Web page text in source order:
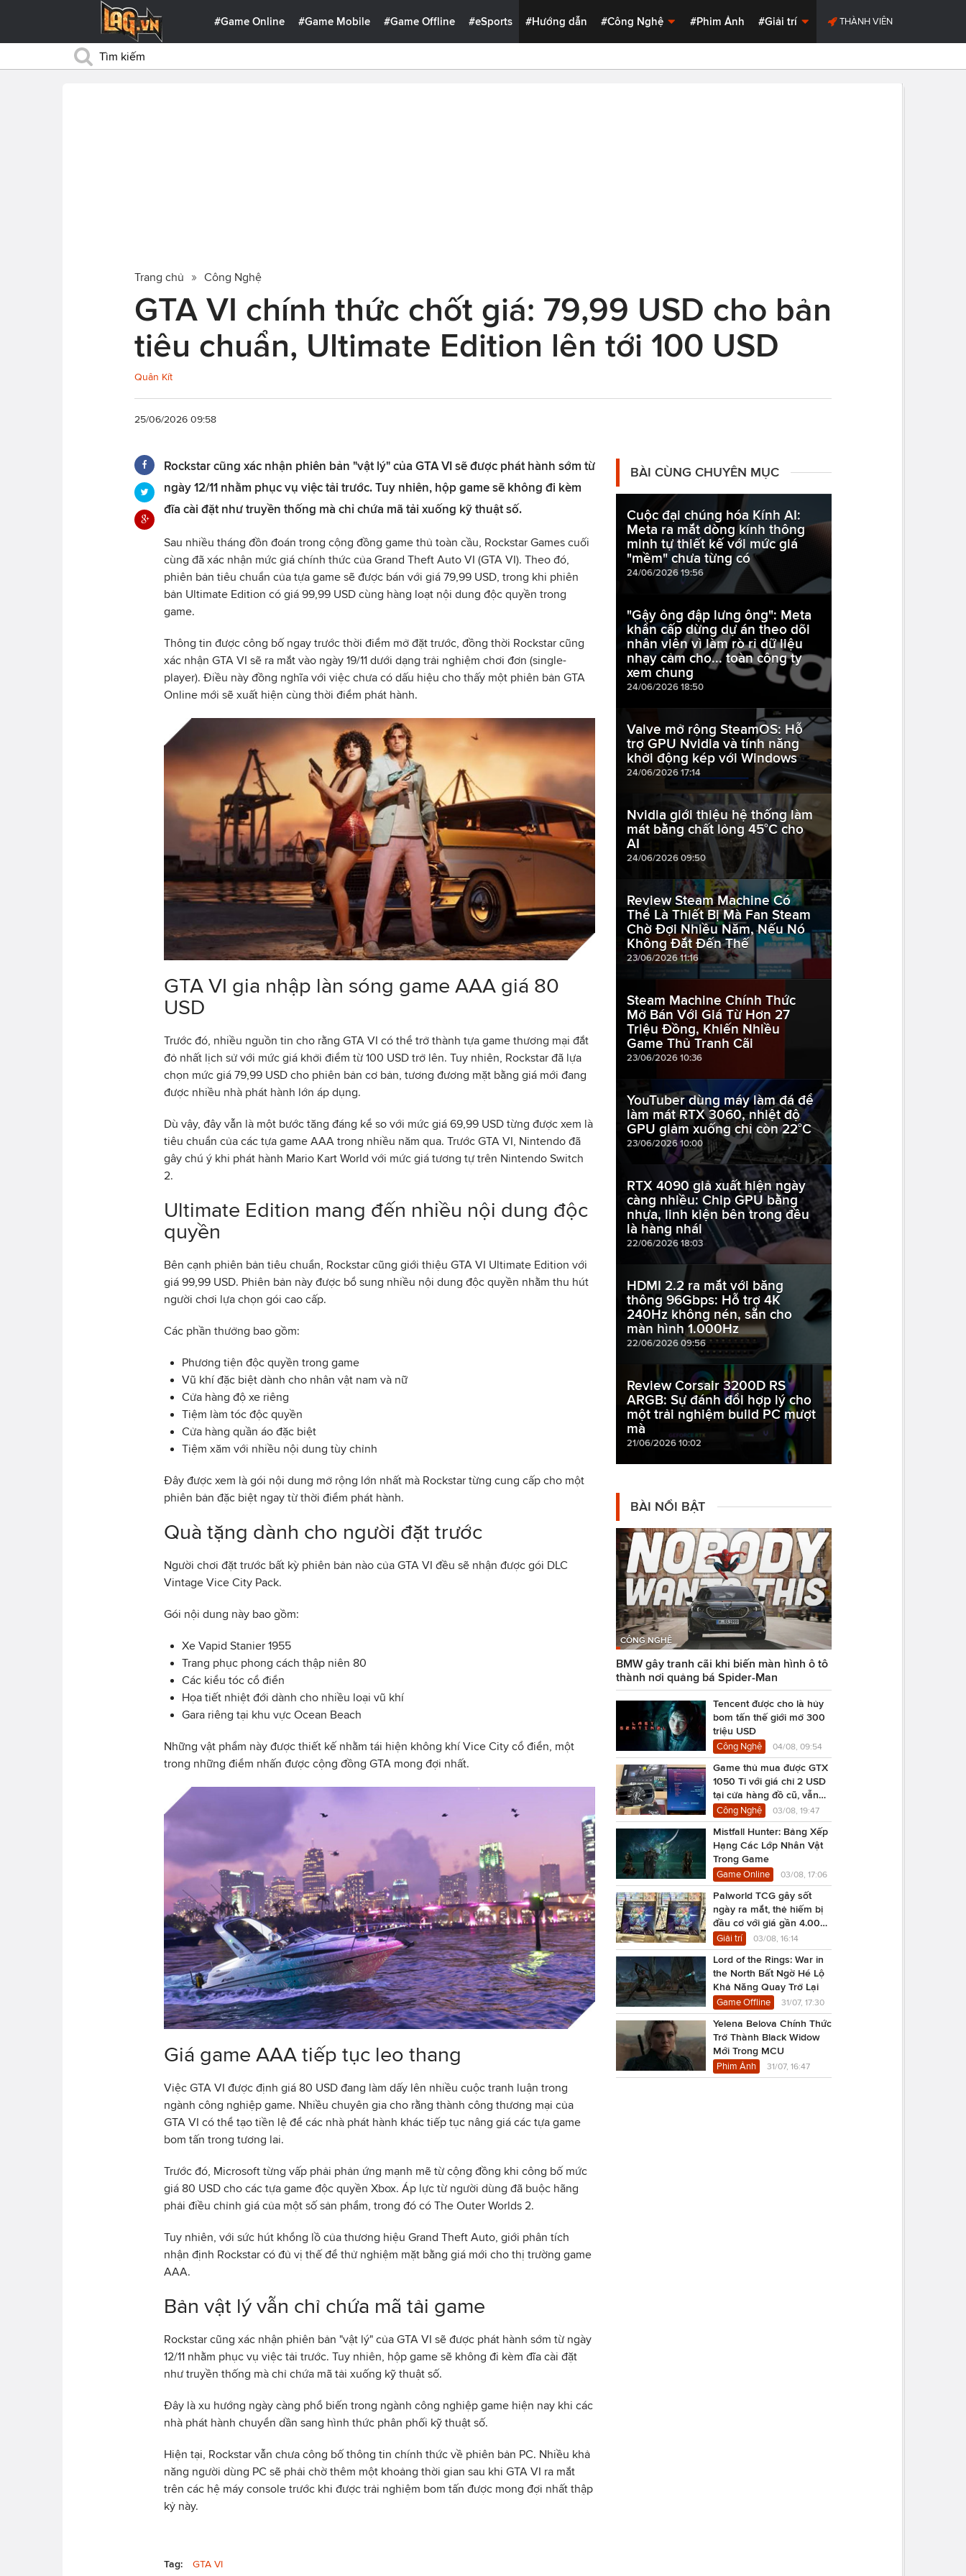
#Game Online #Game Mobile #Game Offline #eSports #Hướng dẫn #Công Nghệ #Phim Ảnh #Giải trí THÀNH VIÊN
Trang chủ Công Nghệ
GTA VI chính thức chốt giá: 79,99 USD cho bản
tiêu chuẩn, Ultimate Edition lên tới 100 USD
Quân Kít
25/06/2026 09:58
Rockstar cũng xác nhận phiên bản "vật lý" của GTA VI sẽ được phát hành sớm từ
ngày 12/11 nhằm phục vụ việc tải trước. Tuy nhiên, hộp game sẽ không đi kèm
đĩa cài đặt như truyền thống mà chỉ chứa mã tải xuống kỹ thuật số.
Sau nhiều tháng đồn đoán trong cộng đồng game thủ toàn cầu, Rockstar Games cuối
cùng đã xác nhận mức giá chính thức của Grand Theft Auto VI (GTA VI). Theo đó,
phiên bản tiêu chuẩn của tựa game sẽ được bán với giá 79,99 USD, trong khi phiên
bản Ultimate Edition có giá 99,99 USD cùng hàng loạt nội dung độc quyền trong
game.
Thông tin được công bố ngay trước thời điểm mở đặt trước, đồng thời Rockstar cũng
xác nhận GTA VI sẽ ra mắt vào ngày 19/11 dưới dạng trải nghiệm chơi đơn (single-
player). Điều này đồng nghĩa với việc chưa có dấu hiệu cho thấy một phiên bản GTA
Online mới sẽ xuất hiện cùng thời điểm phát hành.
GTA VI gia nhập làn sóng game AAA giá 80
USD
Trước đó, nhiều nguồn tin cho rằng GTA VI có thể trở thành tựa game thương mại đắt
đỏ nhất lịch sử với mức giá khởi điểm từ 100 USD trở lên. Tuy nhiên, Rockstar đã lựa
chọn mức giá 79,99 USD cho phiên bản cơ bản, tương đương mặt bằng giá mới đang
được nhiều nhà phát hành lớn áp dụng.
Dù vậy, đây vẫn là một bước tăng đáng kể so với mức giá 69,99 USD từng được xem là
tiêu chuẩn của các tựa game AAA trong nhiều năm qua. Trước GTA VI, Nintendo đã
gây chú ý khi phát hành Mario Kart World với mức giá tương tự trên Nintendo Switch
2.
Ultimate Edition mang đến nhiều nội dung độc
quyền
Bên cạnh phiên bản tiêu chuẩn, Rockstar cũng giới thiệu GTA VI Ultimate Edition với
giá 99,99 USD. Phiên bản này được bổ sung nhiều nội dung độc quyền nhằm thu hút
người chơi lựa chọn gói cao cấp.
Các phần thưởng bao gồm:
Phương tiện độc quyền trong game
Vũ khí đặc biệt dành cho nhân vật nam và nữ
Cửa hàng độ xe riêng
Tiệm làm tóc độc quyền
Cửa hàng quần áo đặc biệt
Tiệm xăm với nhiều nội dung tùy chỉnh
Đây được xem là gói nội dung mở rộng lớn nhất mà Rockstar từng cung cấp cho một
phiên bản đặc biệt ngay từ thời điểm phát hành.
Quà tặng dành cho người đặt trước
Người chơi đặt trước bất kỳ phiên bản nào của GTA VI đều sẽ nhận được gói DLC
Vintage Vice City Pack.
Gói nội dung này bao gồm:
Xe Vapid Stanier 1955
Trang phục phong cách thập niên 80
Các kiểu tóc cổ điển
Họa tiết nhiệt đới dành cho nhiều loại vũ khí
Gara riêng tại khu vực Ocean Beach
Những vật phẩm này được thiết kế nhằm tái hiện không khí Vice City cổ điển, một
trong những điểm nhấn được cộng đồng GTA mong đợi nhất.
Giá game AAA tiếp tục leo thang
Việc GTA VI được định giá 80 USD đang làm dấy lên nhiều cuộc tranh luận trong
ngành công nghiệp game. Nhiều chuyên gia cho rằng thành công thương mại của
GTA VI có thể tạo tiền lệ để các nhà phát hành khác tiếp tục nâng giá các tựa game
bom tấn trong tương lai.
Trước đó, Microsoft từng vấp phải phản ứng mạnh mẽ từ cộng đồng khi công bố mức
giá 80 USD cho các tựa game độc quyền Xbox. Áp lực từ người dùng đã buộc hãng
phải điều chỉnh giá của một số sản phẩm, trong đó có The Outer Worlds 2.
Tuy nhiên, với sức hút khổng lồ của thương hiệu Grand Theft Auto, giới phân tích
nhận định Rockstar có đủ vị thế để thử nghiệm mặt bằng giá mới cho thị trường game
AAA.
Bản vật lý vẫn chỉ chứa mã tải game
Rockstar cũng xác nhận phiên bản "vật lý" của GTA VI sẽ được phát hành sớm từ ngày
12/11 nhằm phục vụ việc tải trước. Tuy nhiên, hộp game sẽ không đi kèm đĩa cài đặt
như truyền thống mà chỉ chứa mã tải xuống kỹ thuật số.
Đây là xu hướng ngày càng phổ biến trong ngành công nghiệp game hiện nay khi các
nhà phát hành chuyển dần sang hình thức phân phối kỹ thuật số.
Hiện tại, Rockstar vẫn chưa công bố thông tin chính thức về phiên bản PC. Nhiều khả
năng người dùng PC sẽ phải chờ thêm một khoảng thời gian sau khi GTA VI ra mắt
trên các hệ máy console trước khi được trải nghiệm bom tấn được mong đợi nhất thập
kỷ này.
Tag: GTA VI
BÀI CÙNG CHUYÊN MỤC
Cuộc đại chúng hóa Kính AI:
Meta ra mắt dòng kính thông
minh tự thiết kế với mức giá
"mềm" chưa từng có
24/06/2026 19:56
"Gậy ông đập lưng ông": Meta
khẩn cấp dừng dự án theo dõi
nhân viên vì làm rò rỉ dữ liệu
nhạy cảm cho... toàn công ty
xem chung
24/06/2026 18:50
Valve mở rộng SteamOS: Hỗ
trợ GPU Nvidia và tính năng
khởi động kép với Windows
24/06/2026 17:14
Nvidia giới thiệu hệ thống làm
mát bằng chất lỏng 45°C cho
AI
24/06/2026 09:50
Review Steam Machine Có
Thể Là Thiết Bị Mà Fan Steam
Chờ Đợi Nhiều Năm, Nếu Nó
Không Đắt Đến Thế
23/06/2026 11:16
Steam Machine Chính Thức
Mở Bán Với Giá Từ Hơn 27
Triệu Đồng, Khiến Nhiều
Game Thủ Tranh Cãi
23/06/2026 10:36
YouTuber dùng máy làm đá để
làm mát RTX 3060, nhiệt độ
GPU giảm xuống chỉ còn 22°C
23/06/2026 10:00
RTX 4090 giả xuất hiện ngày
càng nhiều: Chip GPU bằng
nhựa, linh kiện bên trong đều
là hàng nhái
22/06/2026 18:03
HDMI 2.2 ra mắt với băng
thông 96Gbps: Hỗ trợ 4K
240Hz không nén, sẵn cho
màn hình 1.000Hz
22/06/2026 09:56
Review Corsair 3200D RS
ARGB: Sự đánh đổi hợp lý cho
một trải nghiệm build PC mượt
mà
21/06/2026 10:02
BÀI NỔI BẬT
CÔNG NGHỆ
BMW gây tranh cãi khi biến màn hình ô tô
thành nơi quảng bá Spider-Man
Tencent được cho là hủy
bom tấn thế giới mở 300
triệu USD
Công Nghệ 04/08, 09:54
Game thủ mua được GTX
1050 Ti với giá chỉ 2 USD
tại cửa hàng đồ cũ, vẫn
chạy Cyberpunk 2077
Công Nghệ 03/08, 19:47
Mistfall Hunter: Bảng Xếp
Hạng Các Lớp Nhân Vật
Trong Game
Game Online 03/08, 17:06
Palworld TCG gây sốt
ngày ra mắt, thẻ hiếm bị
đầu cơ với giá gần 4.000
USD
Giải trí 03/08, 16:14
Lord of the Rings: War in
the North Bất Ngờ Hé Lộ
Khả Năng Quay Trở Lại
Game Offline 31/07, 17:30
Yelena Belova Chính Thức
Trở Thành Black Widow
Mới Trong MCU
Phim Ảnh 31/07, 16:47